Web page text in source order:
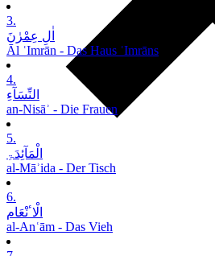
3.
اٰلِ عِمْرٰنَ
Āl ʿImrān - Das Haus ʿImrāns
4.
النِّسَآءِ
an-Nisāʾ - Die Frauen
5.
الْمَآئِدَۃِ
al-Māʾida - Der Tisch
6.
الْاٴنْعَام
al-Anʿām - Das Vieh